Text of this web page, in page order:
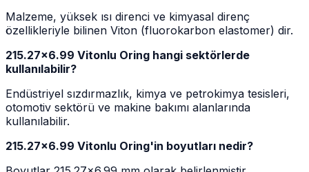
Malzeme, yüksek ısı direnci ve kimyasal direnç
özellikleriyle bilinen Viton (fluorokarbon elastomer) dir.
215.27x6.99 Vitonlu Oring hangi sektörlerde
kullanılabilir?
Endüstriyel sızdırmazlık, kimya ve petrokimya tesisleri,
otomotiv sektörü ve makine bakımı alanlarında
kullanılabilir.
215.27x6.99 Vitonlu Oring'in boyutları nedir?